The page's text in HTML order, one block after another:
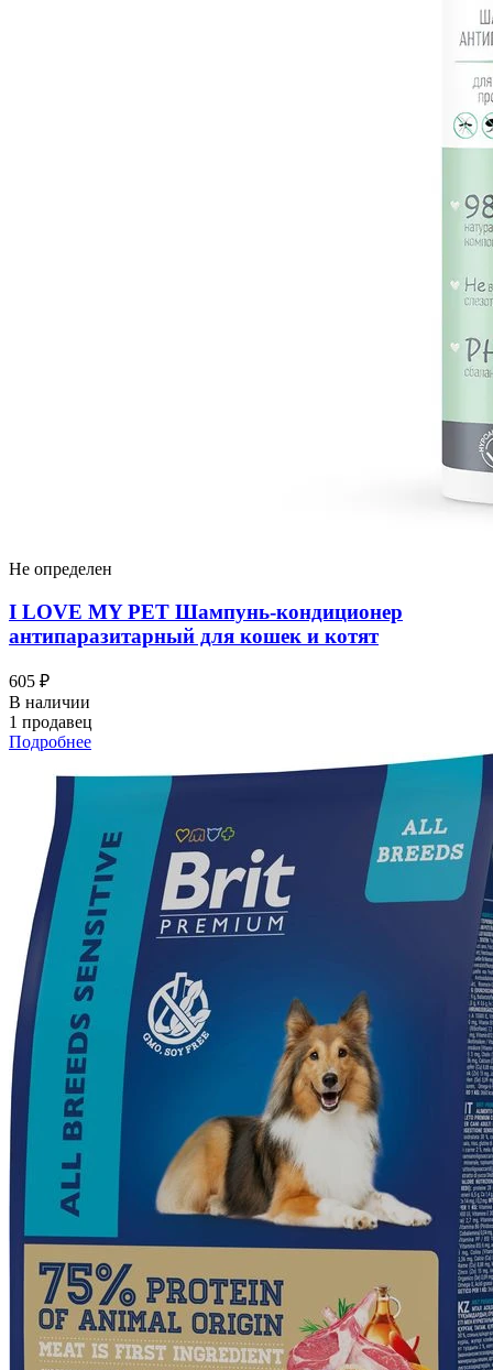
Не определен
I LOVЕ MY PET Шампунь-кондиционер
антипаразитарный для кошек и котят
605 ₽
В наличии
1 продавец
Подробнее